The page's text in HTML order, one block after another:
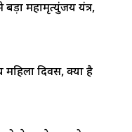
महामृत्युंजय यंत्र,
महिला दिवस, क्या है